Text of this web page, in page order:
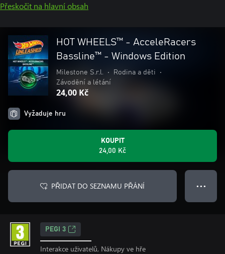
Přeskočit na hlavní obsah
HOT WHEELS™ - AcceleRacers
Bassline™ - Windows Edition
Milestone S.r.l. • Rodina a děti
•
Závodění a létání
24,00 Kč
Vyžaduje hru
KOUPIT
24,00 Kč
PŘIDAT DO SEZNAMU PŘÁNÍ ● ● ●
PEGI 3
Interakce uživatelů, Nákupy ve hře